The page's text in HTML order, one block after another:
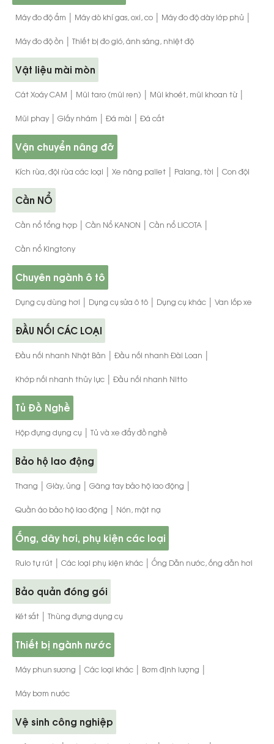
Máy đo độ ẩm | Máy dò khí gas, oxi, co | Máy đo độ dày lớp phủ |
Máy đo độ ồn | Thiết bị đo gió, ánh sáng, nhiệt độ
Vật liệu mài mòn
Cát Xoáy CAM | Mũi taro (mũi ren) | Mũi khoét, mũi khoan từ |
Mũi phay | Giấy nhám | Đá mài | Đá cắt
Vận chuyển nâng đỡ
Kích rùa, đội rùa các loại | Xe nâng pallet | Palang, tời | Con đội
Cần NỔ
Cần nổ tổng hợp | Cần Nổ KANON | Cần nổ LICOTA |
Cần nổ Kingtony
Chuyên ngành ô tô
Dụng cụ dùng hơi | Dụng cụ sửa ô tô | Dụng cụ khác | Van lốp xe
ĐẦU NỐI CÁC LOẠI
Đầu nối nhanh Nhật Bản | Đầu nối nhanh Đài Loan |
Khớp nối nhanh thủy lực | Đầu nối nhanh Nitto
Tủ Đồ Nghề
Hộp đựng dụng cụ | Tủ và xe đẩy đồ nghề
Bảo hộ lao động
Thang | Giày, ủng | Găng tay bảo hộ lao động |
Quần áo bảo hộ lao động | Nón, mặt nạ
Ống, dây hơi, phụ kiện các loại
Rulo tự rút | Các loại phụ kiện khác | Ống Dẫn nước, ống dẫn hơi
Bảo quản đóng gói
Két sắt | Thùng đựng dụng cụ
Thiết bị ngành nước
Máy phun sương | Các loại khác | Bơm định lượng |
Máy bơm nước
Vệ sinh công nghiệp